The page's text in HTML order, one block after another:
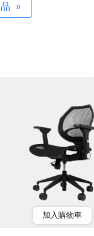
»
加入購物車